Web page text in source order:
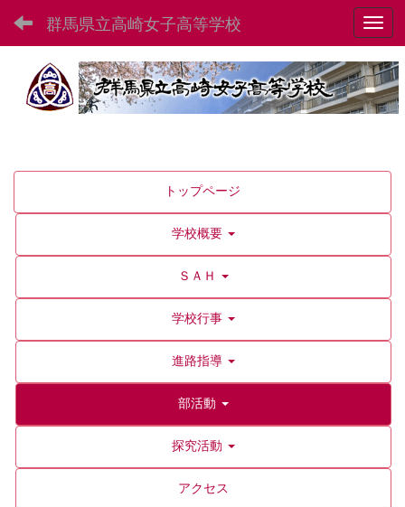
群馬県立高崎女子高等学校
トップページ
学校概要
ＳＡＨ
学校行事
進路指導
部活動
探究活動
アクセス